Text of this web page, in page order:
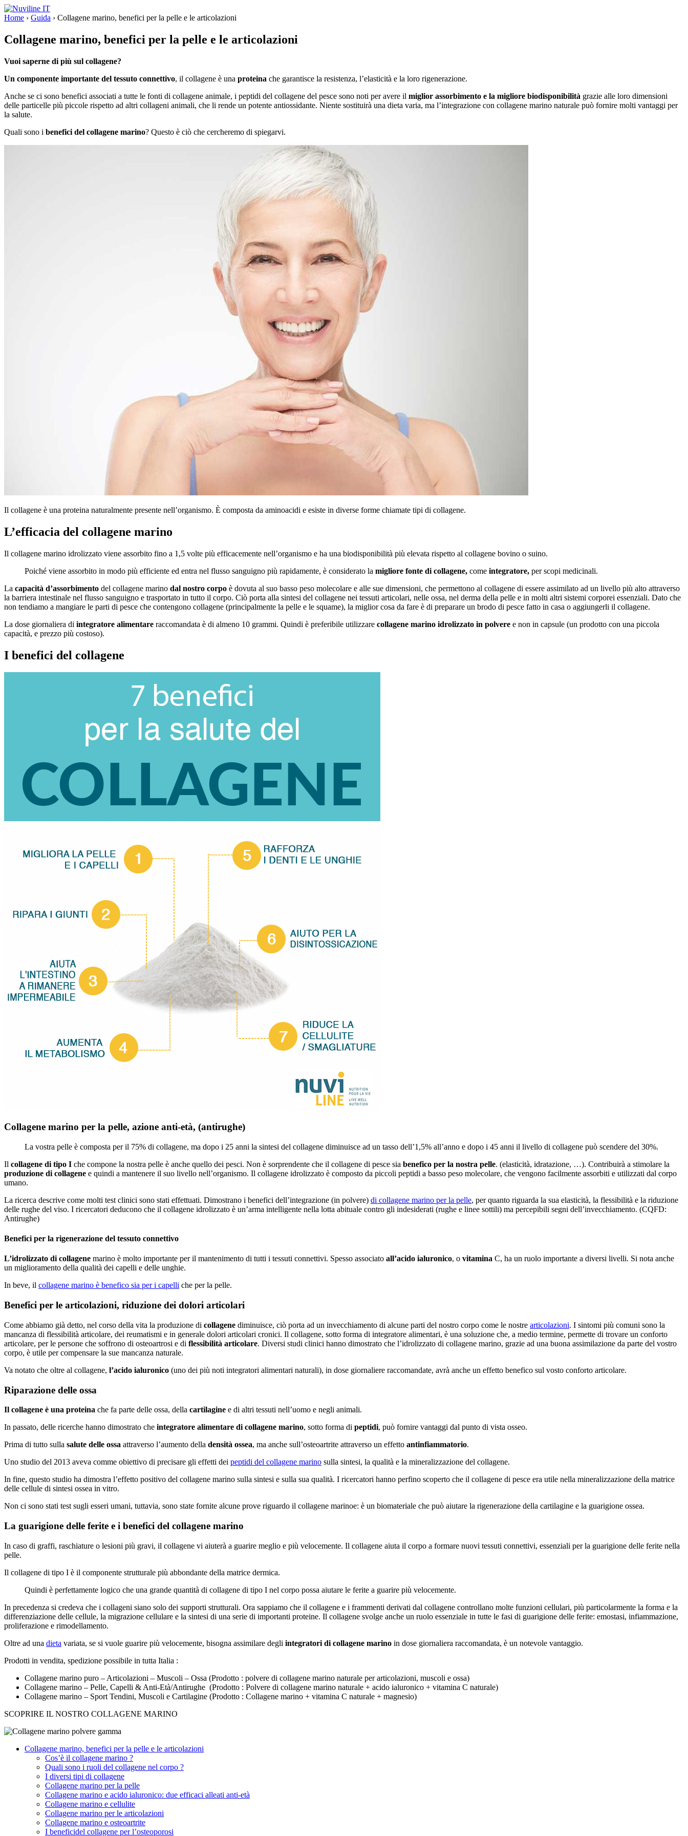
Home › Guida › Collagene marino, benefici per la pelle e le articolazioni
Collagene marino, benefici per la pelle e le articolazioni
Vuoi saperne di più sul collagene?
Un componente importante del tessuto connettivo, il collagene è una proteina che garantisce la resistenza, l’elasticità e la loro rigenerazione.
Anche se ci sono benefici associati a tutte le fonti di collagene animale, i peptidi del collagene del pesce sono noti per avere il miglior assorbimento e la migliore biodisponibilità grazie alle loro dimensioni
delle particelle più piccole rispetto ad altri collageni animali, che li rende un potente antiossidante. Niente sostituirà una dieta varia, ma l’integrazione con collagene marino naturale può fornire molti vantaggi per
la salute.
Quali sono i benefici del collagene marino? Questo è ciò che cercheremo di spiegarvi.
Il collagene è una proteina naturalmente presente nell’organismo. È composta da aminoacidi e esiste in diverse forme chiamate tipi di collagene.
L’efficacia del collagene marino
Il collagene marino idrolizzato viene assorbito fino a 1,5 volte più efficacemente nell’organismo e ha una biodisponibilità più elevata rispetto al collagene bovino o suino.
Poiché viene assorbito in modo più efficiente ed entra nel flusso sanguigno più rapidamente, è considerato la migliore fonte di collagene, come integratore, per scopi medicinali.
La capacità d’assorbimento del collagene marino dal nostro corpo è dovuta al suo basso peso molecolare e alle sue dimensioni, che permettono al collagene di essere assimilato ad un livello più alto attraverso
la barriera intestinale nel flusso sanguigno e trasportato in tutto il corpo. Ciò porta alla sintesi del collagene nei tessuti articolari, nelle ossa, nel derma della pelle e in molti altri sistemi corporei essenziali. Dato che
non tendiamo a mangiare le parti di pesce che contengono collagene (principalmente la pelle e le squame), la miglior cosa da fare è di preparare un brodo di pesce fatto in casa o aggiungerli il collagene.
La dose giornaliera di integratore alimentare raccomandata è di almeno 10 grammi. Quindi è preferibile utilizzare collagene marino idrolizzato in polvere e non in capsule (un prodotto con una piccola
capacità, e prezzo più costoso).
I benefici del collagene
Collagene marino per la pelle, azione anti-età, (antirughe)
La vostra pelle è composta per il 75% di collagene, ma dopo i 25 anni la sintesi del collagene diminuisce ad un tasso dell’1,5% all’anno e dopo i 45 anni il livello di collagene può scendere del 30%.
Il collagene di tipo I che compone la nostra pelle è anche quello dei pesci. Non è sorprendente che il collagene di pesce sia benefico per la nostra pelle. (elasticità, idratazione, …). Contribuirà a stimolare la
produzione di collagene e quindi a mantenere il suo livello nell’organismo. Il collagene idrolizzato è composto da piccoli peptidi a basso peso molecolare, che vengono facilmente assorbiti e utilizzati dal corpo
umano.
La ricerca descrive come molti test clinici sono stati effettuati. Dimostrano i benefici dell’integrazione (in polvere) di collagene marino per la pelle, per quanto riguarda la sua elasticità, la flessibilità e la riduzione
delle rughe del viso. I ricercatori deducono che il collagene idrolizzato è un’arma intelligente nella lotta abituale contro gli indesiderati (rughe e linee sottili) ma percepibili segni dell’invecchiamento. (CQFD:
Antirughe)
Benefici per la rigenerazione del tessuto connettivo
L’idrolizzato di collagene marino è molto importante per il mantenimento di tutti i tessuti connettivi. Spesso associato all’acido ialuronico, o vitamina C, ha un ruolo importante a diversi livelli. Si nota anche
un miglioramento della qualità dei capelli e delle unghie.
In beve, il collagene marino è benefico sia per i capelli che per la pelle.
Benefici per le articolazioni, riduzione dei dolori articolari
Come abbiamo già detto, nel corso della vita la produzione di collagene diminuisce, ciò porta ad un invecchiamento di alcune parti del nostro corpo come le nostre articolazioni. I sintomi più comuni sono la
mancanza di flessibilità articolare, dei reumatismi e in generale dolori articolari cronici. Il collagene, sotto forma di integratore alimentari, è una soluzione che, a medio termine, permette di trovare un conforto
articolare, per le persone che soffrono di osteoartrosi e di flessibilità articolare. Diversi studi clinici hanno dimostrato che l’idrolizzato di collagene marino, grazie ad una buona assimilazione da parte del vostro
corpo, è utile per compensare la sue mancanza naturale.
Va notato che oltre al collagene, l’acido ialuronico (uno dei più noti integratori alimentari naturali), in dose giornaliere raccomandate, avrà anche un effetto benefico sul vosto conforto articolare.
Riparazione delle ossa
Il collagene è una proteina che fa parte delle ossa, della cartilagine e di altri tessuti nell’uomo e negli animali.
In passato, delle ricerche hanno dimostrato che integratore alimentare di collagene marino, sotto forma di peptidi, può fornire vantaggi dal punto di vista osseo.
Prima di tutto sulla salute delle ossa attraverso l’aumento della densità ossea, ma anche sull’osteoartrite attraverso un effetto antinfiammatorio.
Uno studio del 2013 aveva comme obiettivo di precisare gli effetti dei peptidi del collagene marino sulla sintesi, la qualità e la mineralizzazione del collagene.
In fine, questo studio ha dimostra l’effetto positivo del collagene marino sulla sintesi e sulla sua qualità. I ricercatori hanno perfino scoperto che il collagene di pesce era utile nella mineralizzazione della matrice
delle cellule di sintesi ossea in vitro.
Non ci sono stati test sugli esseri umani, tuttavia, sono state fornite alcune prove riguardo il collagene marinoe: è un biomateriale che può aiutare la rigenerazione della cartilagine e la guarigione ossea.
La guarigione delle ferite e i benefici del collagene marino
In caso di graffi, raschiature o lesioni più gravi, il collagene vi aiuterà a guarire meglio e più velocemente. Il collagene aiuta il corpo a formare nuovi tessuti connettivi, essenziali per la guarigione delle ferite nella
pelle.
Il collagene di tipo I è il componente strutturale più abbondante della matrice dermica.
Quindi è perfettamente logico che una grande quantità di collagene di tipo I nel corpo possa aiutare le ferite a guarire più velocemente.
In precedenza si credeva che i collageni siano solo dei supporti strutturali. Ora sappiamo che il collagene e i frammenti derivati dal collagene controllano molte funzioni cellulari, più particolarmente la forma e la
differenziazione delle cellule, la migrazione cellulare e la sintesi di una serie di importanti proteine. Il collagene svolge anche un ruolo essenziale in tutte le fasi di guarigione delle ferite: emostasi, infiammazione,
proliferazione e rimodellamento.
Oltre ad una dieta variata, se si vuole guarire più velocemente, bisogna assimilare degli integratori di collagene marino in dose giornaliera raccomandata, è un notevole vantaggio.
Prodotti in vendita, spedizione possibile in tutta Italia :
Collagene marino puro – Articolazioni – Muscoli – Ossa (Prodotto : polvere di collagene marino naturale per articolazioni, muscoli e ossa)
Collagene marino – Pelle, Capelli & Anti-Età/Antirughe (Prodotto : Polvere di collagene marino naturale + acido ialuronico + vitamina C naturale)
Collagene marino – Sport Tendini, Muscoli e Cartilagine (Prodotto : Collagene marino + vitamina C naturale + magnesio)
SCOPRIRE IL NOSTRO COLLAGENE MARINO
Collagene marino, benefici per la pelle e le articolazioni
Cos’è il collagene marino ?
Quali sono i ruoli del collagene nel corpo ?
I diversi tipi di collagene
Collagene marino per la pelle
Collagene marino e acido ialuronico: due efficaci alleati anti-età
Collagene marino e cellulite
Collagene marino per le articolazioni
Collagene marino e osteoartrite
I beneficidel collagene per l’osteoporosi